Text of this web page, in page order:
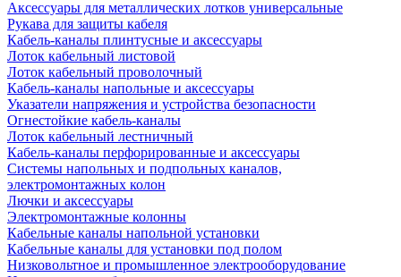
Аксессуары для металлических лотков универсальные
Рукава для защиты кабеля
Кабель-каналы плинтусные и аксессуары
Лоток кабельный листовой
Лоток кабельный проволочный
Кабель-каналы напольные и аксессуары
Указатели напряжения и устройства безопасности
Огнестойкие кабель-каналы
Лоток кабельный лестничный
Кабель-каналы перфорированные и аксессуары
Системы напольных и подпольных каналов,
электромонтажных колон
Лючки и аксессуары
Электромонтажные колонны
Кабельные каналы напольной установки
Кабельные каналы для установки под полом
Низковольтное и промышленное электрооборудование